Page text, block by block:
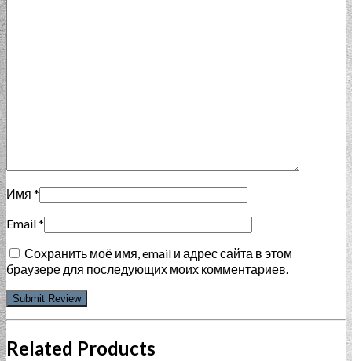
Имя *
Email*
Сохранить моё имя, email и адрес сайта в этом
браузере для последующих моих комментариев.
Related Products